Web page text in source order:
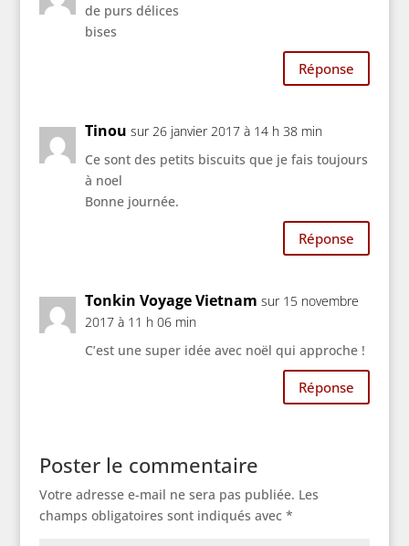
de purs délices
bises
Réponse
Tinou sur 26 janvier 2017 à 14 h 38 min
Ce sont des petits biscuits que je fais toujours
à noel
Bonne journée.
Réponse
Tonkin Voyage Vietnam sur 15 novembre
2017 à 11 h 06 min
C’est une super idée avec noël qui approche !
Réponse
Poster le commentaire
Votre adresse e-mail ne sera pas publiée. Les
champs obligatoires sont indiqués avec *